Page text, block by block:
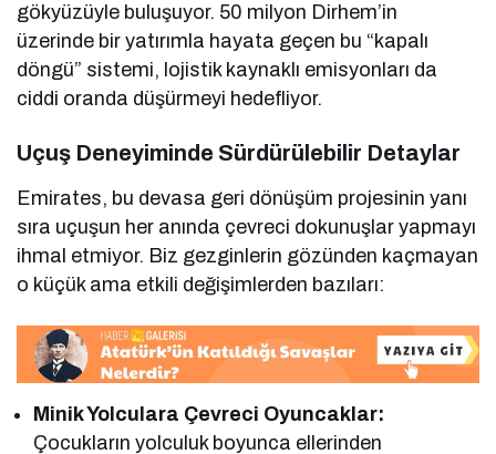
gökyüzüyle buluşuyor. 50 milyon Dirhem’in
üzerinde bir yatırımla hayata geçen bu “kapalı
döngü” sistemi, lojistik kaynaklı emisyonları da
ciddi oranda düşürmeyi hedefliyor.
Uçuş Deneyiminde Sürdürülebilir Detaylar
Emirates, bu devasa geri dönüşüm projesinin yanı
sıra uçuşun her anında çevreci dokunuşlar yapmayı
ihmal etmiyor. Biz gezginlerin gözünden kaçmayan
o küçük ama etkili değişimlerden bazıları:
Minik Yolculara Çevreci Oyuncaklar:
Çocukların yolculuk boyunca ellerinden